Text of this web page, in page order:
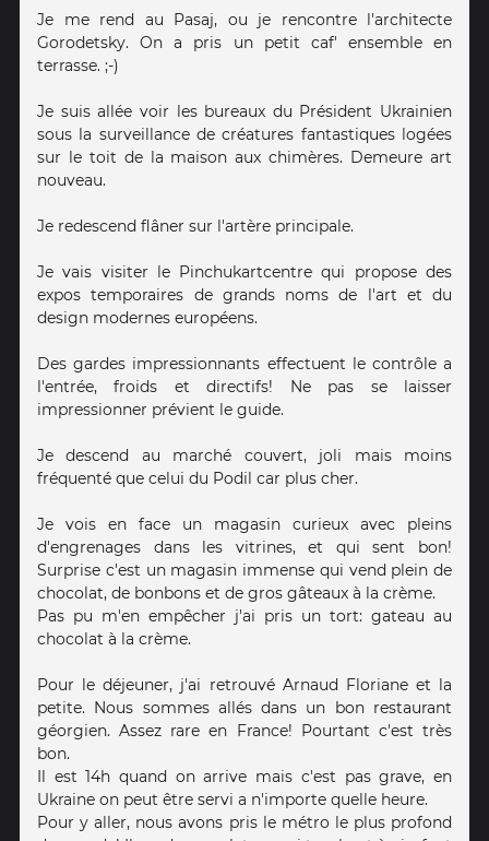
Je me rend au Pasaj, ou je rencontre l'architecte
Gorodetsky. On a pris un petit caf' ensemble en
terrasse. ;-)
Je suis allée voir les bureaux du Président Ukrainien
sous la surveillance de créatures fantastiques logées
sur le toit de la maison aux chimères. Demeure art
nouveau.
Je redescend flâner sur l'artère principale.
Je vais visiter le Pinchukartcentre qui propose des
expos temporaires de grands noms de l'art et du
design modernes européens.
Des gardes impressionnants effectuent le contrôle a
l'entrée, froids et directifs! Ne pas se laisser
impressionner prévient le guide.
Je descend au marché couvert, joli mais moins
fréquenté que celui du Podil car plus cher.
Je vois en face un magasin curieux avec pleins
d'engrenages dans les vitrines, et qui sent bon!
Surprise c'est un magasin immense qui vend plein de
chocolat, de bonbons et de gros gâteaux à la crème.
Pas pu m'en empêcher j'ai pris un tort: gateau au
chocolat à la crème.
Pour le déjeuner, j'ai retrouvé Arnaud Floriane et la
petite. Nous sommes allés dans un bon restaurant
géorgien. Assez rare en France! Pourtant c'est très
bon.
Il est 14h quand on arrive mais c'est pas grave, en
Ukraine on peut être servi a n'importe quelle heure.
Pour y aller, nous avons pris le métro le plus profond